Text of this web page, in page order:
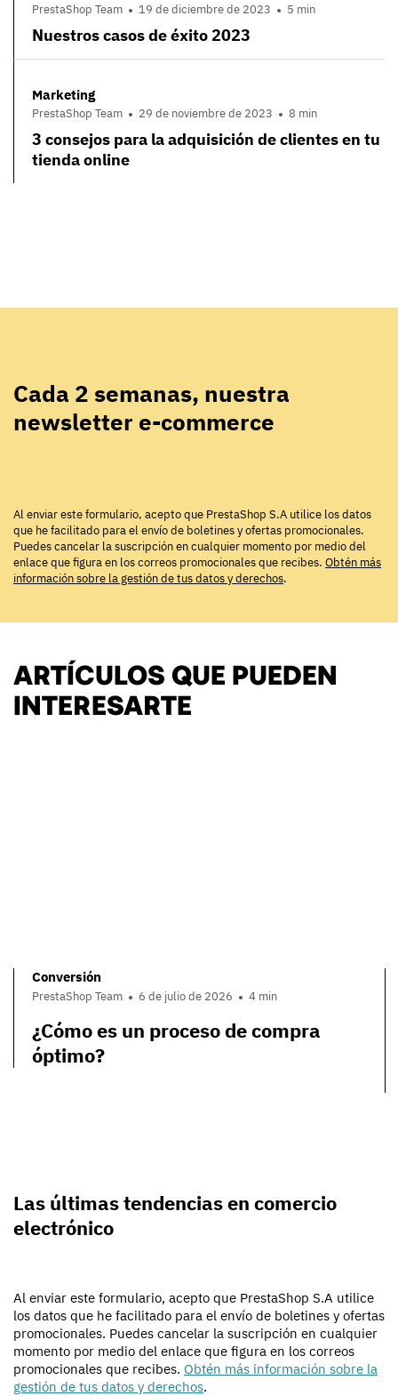
PrestaShop Team 19 de diciembre de 2023 5 min
Nuestros casos de éxito 2023
Marketing
PrestaShop Team 29 de noviembre de 2023 8 min
3 consejos para la adquisición de clientes en tu
tienda online
Cada 2 semanas, nuestra
newsletter e-commerce
Al enviar este formulario, acepto que PrestaShop S.A utilice los datos
que he facilitado para el envío de boletines y ofertas promocionales.
Puedes cancelar la suscripción en cualquier momento por medio del
enlace que figura en los correos promocionales que recibes. Obtén más
información sobre la gestión de tus datos y derechos.
ARTÍCULOS QUE PUEDEN
INTERESARTE
Conversión
PrestaShop Team 6 de julio de 2026 4 min
¿Cómo es un proceso de compra
óptimo?
Las últimas tendencias en comercio
electrónico
Al enviar este formulario, acepto que PrestaShop S.A utilice
los datos que he facilitado para el envío de boletines y ofertas
promocionales. Puedes cancelar la suscripción en cualquier
momento por medio del enlace que figura en los correos
promocionales que recibes. Obtén más información sobre la
gestión de tus datos y derechos.